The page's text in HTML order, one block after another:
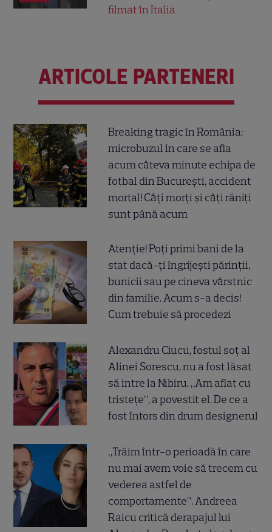
filmat în Italia
ARTICOLE PARTENERI
Breaking tragic în România:
microbuzul în care se afla
acum câteva minute echipa de
fotbal din București, accident
mortal! Câți morți și câți răniți
sunt până acum
Atenție! Poți primi bani de la
stat dacă-ți îngrijești părinții,
bunicii sau pe cineva vârstnic
din familie. Acum s-a decis!
Cum trebuie să procedezi
Alexandru Ciucu, fostul soț al
Alinei Sorescu, nu a fost lăsat
să intre la Nibiru. „Am aflat cu
tristețe”, a povestit el. De ce a
fost întors din drum designerul
„Trăim într-o perioadă în care
nu mai avem voie să trecem cu
vederea astfel de
comportamente”. Andreea
Raicu critică derapajul lui